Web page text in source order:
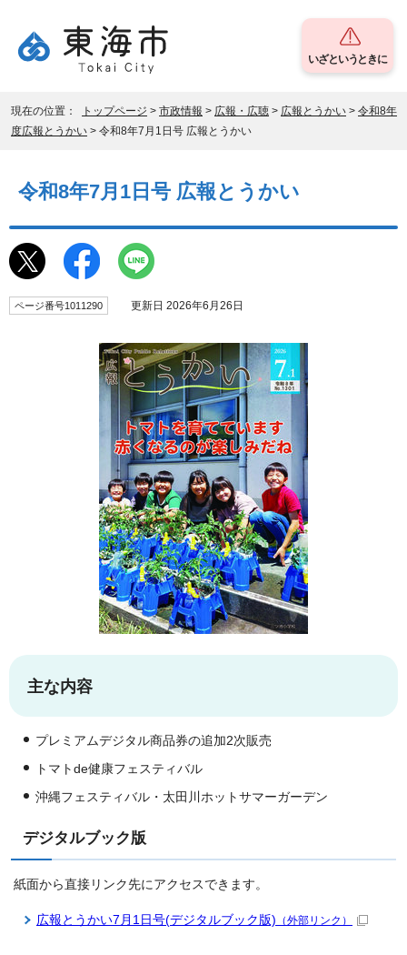
いざというときに
現在の位置： トップページ > 市政情報 > 広報・広聴 > 広報とうかい > 令和8年
度広報とうかい > 令和8年7月1日号 広報とうかい
令和8年7月1日号 広報とうかい
ページ番号1011290 更新日 2026年6月26日
主な内容
プレミアムデジタル商品券の追加2次販売
トマトde健康フェスティバル
沖縄フェスティバル・太田川ホットサマーガーデン
デジタルブック版
紙面から直接リンク先にアクセスできます。
広報とうかい7月1日号(デジタルブック版) （外部リンク）